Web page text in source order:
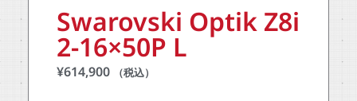
Swarovski Optik Z8i
2-16×50P L
¥614,900 （税込）